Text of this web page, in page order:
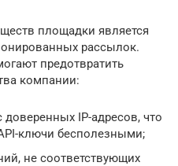
площадки является
рассылок.
предотвратить
компании:
доверенных IP-адресов, что
ключи бесполезными;
не соответствующих